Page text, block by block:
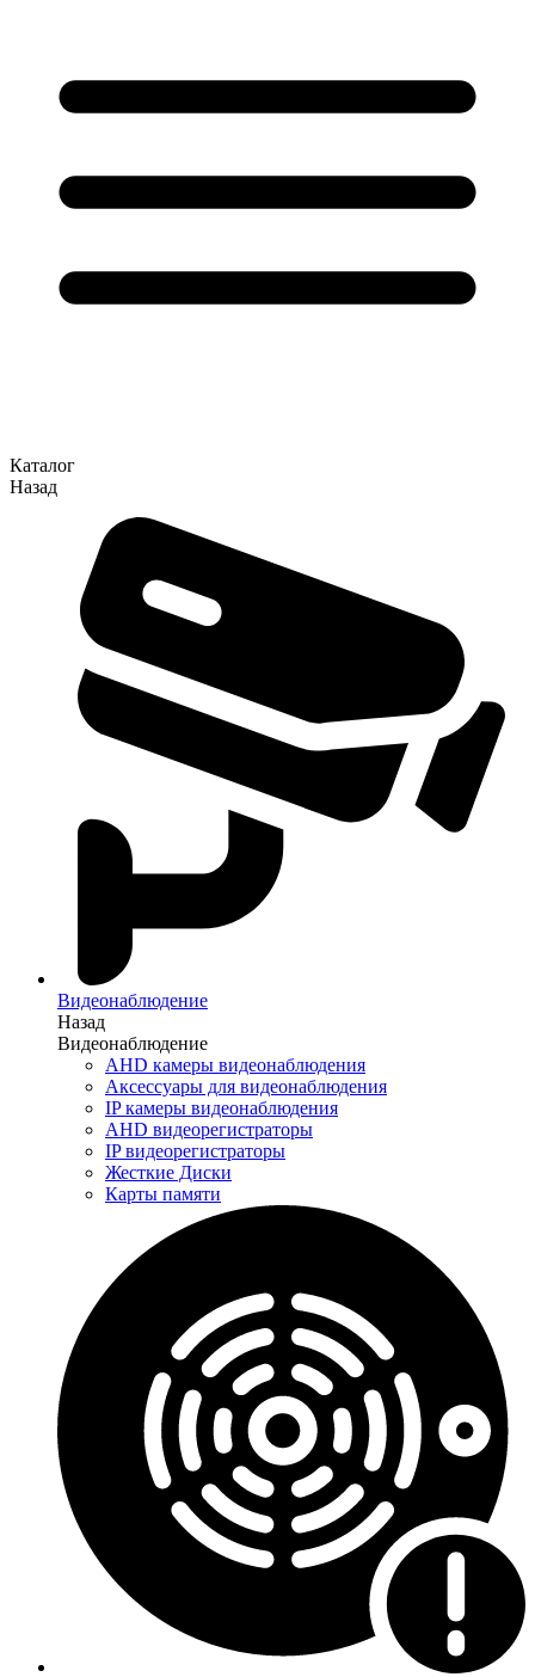
Каталог
Назад
Видеонаблюдение
Назад
Видеонаблюдение
AHD камеры видеонаблюдения
Аксессуары для видеонаблюдения
IP камеры видеонаблюдения
AHD видеорегистраторы
IP видеорегистраторы
Жесткие Диски
Карты памяти